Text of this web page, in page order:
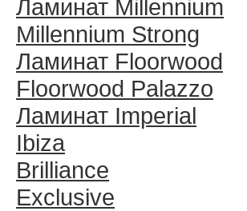
Ламинат Millennium
Millennium Strong
Ламинат Floorwood
Floorwood Palazzo
Ламинат Imperial
Ibiza
Brilliance
Exclusive